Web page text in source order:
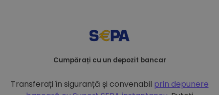
Cumpărați cu un depozit bancar
Transferați în siguranță și convenabil prin depunere